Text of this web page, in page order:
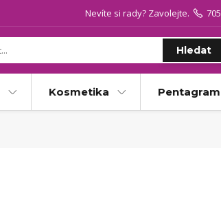
Hledat
Nevíte si rady? Zavolejte.
Kosmetika Pentagram